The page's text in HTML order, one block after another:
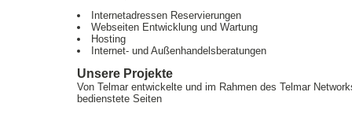
Internetadressen Reservierungen
Webseiten Entwicklung und Wartung
Hosting
Internet- und Außenhandelsberatungen
Unsere Projekte
Von Telmar entwickelte und im Rahmen des Telmar
bedienstete Seiten